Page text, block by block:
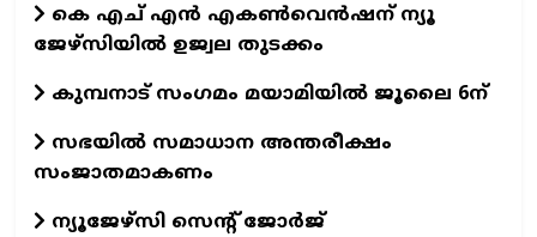
കെ എച് എന്‍ എകണ്‍വെന്‍ഷന് ന്യൂ
ജേഴ്‌സിയില്‍ ഉജ്വല തുടക്കം
കുമ്പനാട് സംഗമം മയാമിയില്‍ ജൂലൈ 6ന്
സഭയില്‍ സമാധാന അന്തരീക്ഷം
സംജാതമാകണം
ന്യൂജേഴ്‌സി സെന്റ് ജോര്‍ജ്